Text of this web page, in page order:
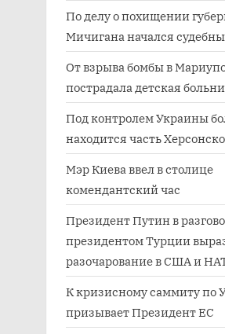
По делу о похищении
Мичигана начался
От взрыва бомбы в
пострадала детская
Под контролем Украины
находится часть
Мэр Киева ввел в столице
комендантский час
Президент Путин в
президентом Турции
разочарование в США и
К кризисному саммиту по
призывает Президент ЕС